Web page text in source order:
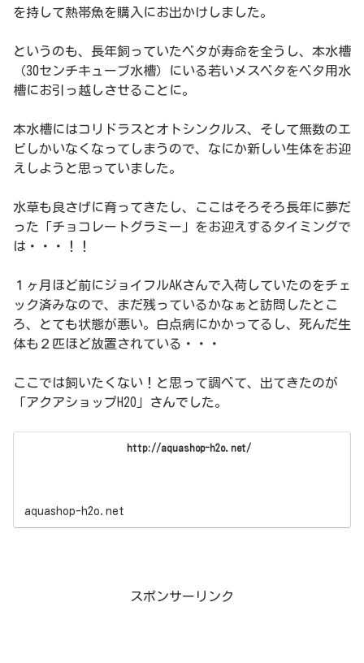
を持して熱帯魚を購入にお出かけしました。
というのも、長年飼っていたベタが寿命を全うし、本水槽
（30センチキューブ水槽）にいる若いメスベタをベタ用水
槽にお引っ越しさせることに。
本水槽にはコリドラスとオトシンクルス、そして無数のエ
ビしかいなくなってしまうので、なにか新しい生体をお迎
えしようと思っていました。
水草も良さげに育ってきたし、ここはそろそろ長年に夢だ
った「チョコレートグラミー」をお迎えするタイミングで
は・・・！！
１ヶ月ほど前にジョイフルAKさんで入荷していたのをチェ
ック済みなので、まだ残っているかなぁと訪問したとこ
ろ、とても状態が悪い。白点病にかかってるし、死んだ生
体も２匹ほど放置されている・・・
ここでは飼いたくない！と思って調べて、出てきたのが
「アクアショップH2O」さんでした。
http://aquashop-h2o.net/
aquashop-h2o.net
スポンサーリンク